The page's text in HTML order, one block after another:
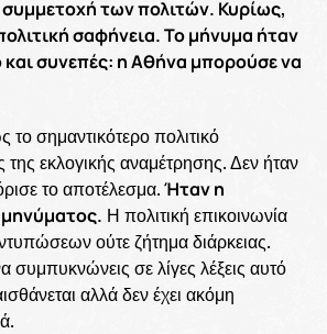
των πολιτών. Κυρίως,
σαφήνεια. Το μήνυμα ήταν
συνεπές: η Αθήνα μπορούσε να
το σημαντικότερο πολιτικό
εκλογικής αναμέτρησης. Δεν ήταν
το αποτέλεσμα.Ήταν η
Η πολιτική επικοινωνία
ούτε ζήτημα διάρκειας.
συμπυκνώνεις σε λίγες λέξεις αυτό
αλλά δεν έχει ακόμη